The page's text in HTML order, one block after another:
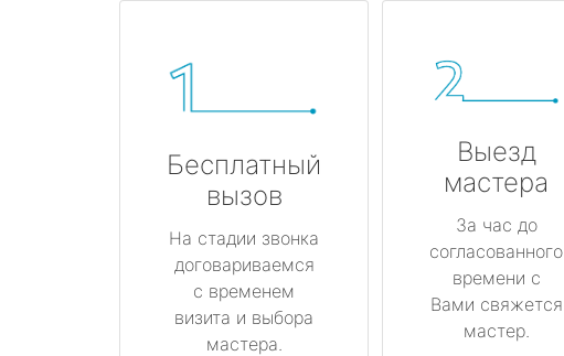
Бесплатный
вызов
На стадии звонка
договариваемся
с временем
визита и выбора
мастера.
Выезд
мастера
За час до
согласованного
времени с
Вами свяжется
мастер.